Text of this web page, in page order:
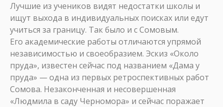
Лучшие из учеников видят недостатки школы и
ищут выхода в индивидуальных поисках или едут
учиться за границу. Так было и с Сомовым.
Его академические работы отличаются упрямой
независимостью и своеобразием. Эскиз «Около
пруда», известен сейчас под названием «Дама у
пруда» — одна из первых ретроспективных работ
Сомова. Незаконченная и несовершенная
«Людмила в саду Черномора» и сейчас поражает